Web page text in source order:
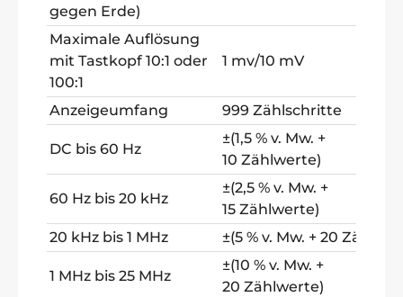
gegen Erde)
Maximale Auflösung
mit Tastkopf 10:1 oder
100:1
1 mv/10 mV
Anzeigeumfang 999 Zählschritte
DC bis 60 Hz
±(1,5 % v. Mw. +
10 Zählwerte)
60 Hz bis 20 kHz
±(2,5 % v. Mw. +
15 Zählwerte)
20 kHz bis 1 MHz
±(5 % v. Mw. + 20
1 MHz bis 25 MHz
±(10 % v. Mw. +
20 Zählwerte)